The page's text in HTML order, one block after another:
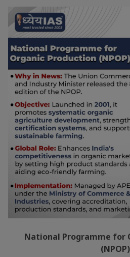
National Programme for
(NPOP)